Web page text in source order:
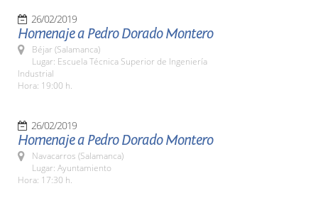
26/02/2019
Homenaje a Pedro Dorado Montero
Béjar (Salamanca)
Lugar: Escuela Técnica Superior de Ingeniería
Industrial
Hora: 19:00 h.
26/02/2019
Homenaje a Pedro Dorado Montero
Navacarros (Salamanca)
Lugar: Ayuntamiento
Hora: 17:30 h.